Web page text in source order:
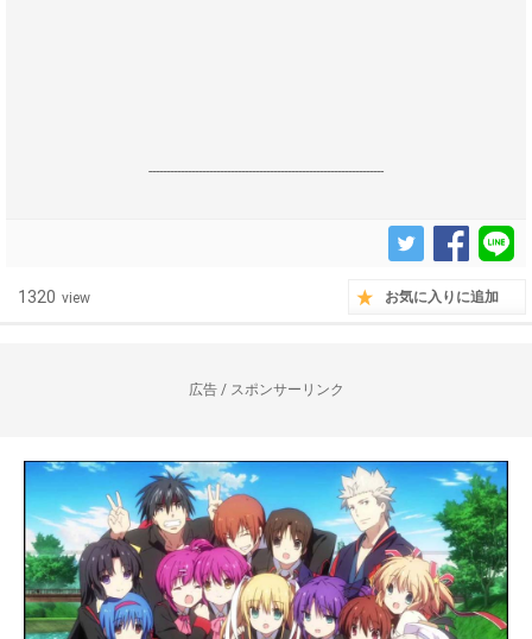
------------------------------------------------------------------
1320 view お気に入りに追加
広告 / スポンサーリンク